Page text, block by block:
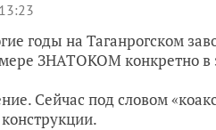
годы на Таганрогском
ЗНАТОКОМ конкретно в
Сейчас под словом